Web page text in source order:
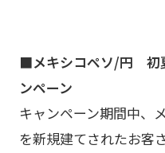
■メキシコペソ/円 初
ンペーン
キャンペーン期間中、
を新規建てされたお客